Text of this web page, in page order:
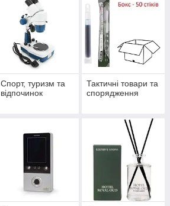
Спорт, туризм та
відпочинок
Тактичні товари та
спорядження